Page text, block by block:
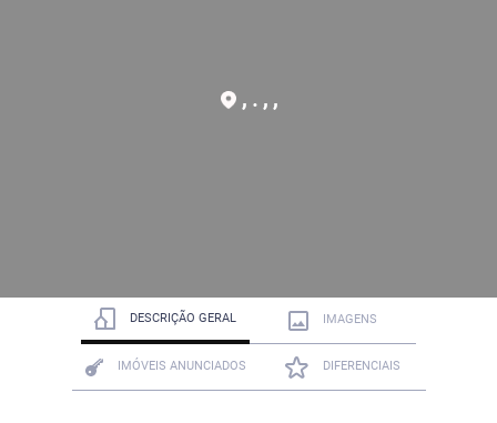
, . , ,
DESCRIÇÃO GERAL IMAGENS
IMÓVEIS ANUNCIADOS DIFERENCIAIS